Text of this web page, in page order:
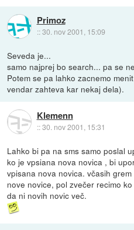
Primoz
::30. nov 2001, 15:09
Seveda je...
samo najprej bo search... pa se
Potem se pa lahko zacnemo
vendar zahteva kar nekaj dela).
Klemenn
::30. nov 2001, 15:31
Lahko bi pa na sms samo poslal
ko je vpsiana nova novica , bi
vpisana nova novica. včasih
nove novice, pol zvečer recimo
da ni novih novic več.